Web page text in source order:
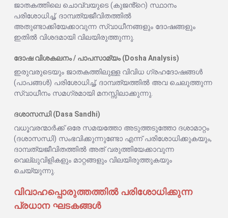
ജാതകത്തിലെ ചൊവ്വയുടെ (കുജൻ്റെ) സ്ഥാനം
പരിശോധിച്ച്, ദാമ്പത്യജീവിതത്തിൽ
അതുണ്ടാക്കിയേക്കാവുന്ന സ്വാധീനങ്ങളും ദോഷങ്ങളും
ഇതിൽ വിശദമായി വിലയിരുത്തുന്നു.
ദോഷ വിശകലനം / പാപസാമ്യം (Dosha Analysis)
ഇരുവരുടെയും ജാതകത്തിലുള്ള വിവിധ ഗ്രഹദോഷങ്ങൾ
(പാപങ്ങൾ) പരിശോധിച്ച്, ദാമ്പത്യത്തിൽ അവ ചെലുത്തുന്ന
സ്വാധീനം സമഗ്രമായി മനസ്സിലാക്കുന്നു.
ദശാസന്ധി (Dasa Sandhi)
വധൂവരന്മാർക്ക് ഒരേ സമയത്തോ അടുത്തടുത്തോ ദശാമാറ്റം
(ദശാസന്ധി) സംഭവിക്കുന്നുണ്ടോ എന്ന് പരിശോധിക്കുകയും,
ദാമ്പത്യജീവിതത്തിൽ അത് വരുത്തിയേക്കാവുന്ന
വെല്ലുവിളികളും മാറ്റങ്ങളും വിലയിരുത്തുകയും
ചെയ്യുന്നു.
വിവാഹപ്പൊരുത്തത്തിൽ പരിശോധിക്കുന്ന
പ്രധാന ഘടകങ്ങൾ